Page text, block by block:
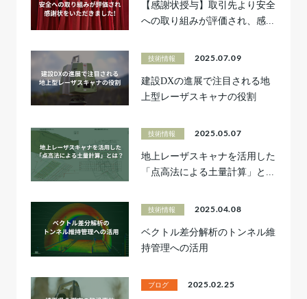
【感謝状授与】取引先より安全
への取り組みが評価され、感...
技術情報 2025.07.09
建設DXの進展で注目される地
上型レーザスキャナの役割
技術情報 2025.05.07
地上レーザスキャナを活用した
「点高法による土量計算」と...
技術情報 2025.04.08
ベクトル差分解析のトンネル維
持管理への活用
ブログ 2025.02.25